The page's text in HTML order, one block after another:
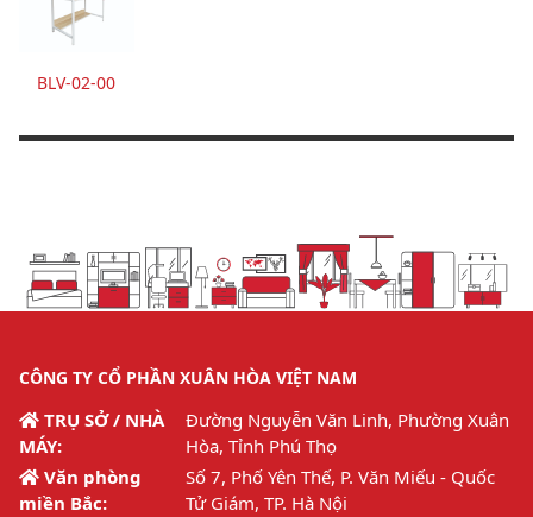
BLV-02-00
CÔNG TY CỔ PHẦN XUÂN HÒA VIỆT NAM
TRỤ SỞ / NHÀ
MÁY:
Đường Nguyễn Văn Linh, Phường Xuân
Hòa, Tỉnh Phú Thọ
Văn phòng
miền Bắc:
Số 7, Phố Yên Thế, P. Văn Miếu - Quốc
Tử Giám, TP. Hà Nội